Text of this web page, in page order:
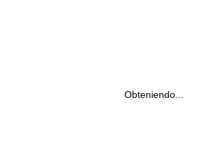
Obteniendo...